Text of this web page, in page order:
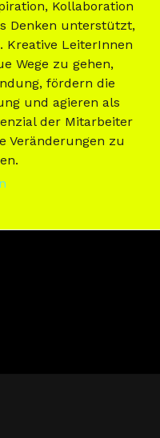
Kollaboration
Denken unterstützt,
LeiterInnen
Wege zu gehen,
fördern die
und agieren als
der Mitarbeiter
Veränderungen zu